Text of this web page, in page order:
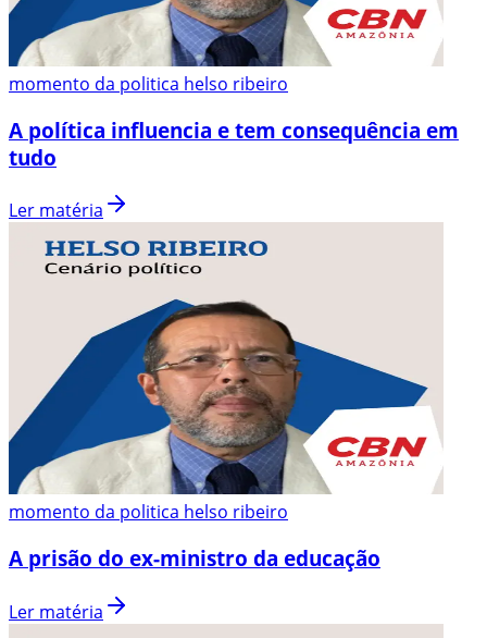
momento da politica helso ribeiro
A política influencia e tem consequência em
tudo
Ler matéria
momento da politica helso ribeiro
A prisão do ex-ministro da educação
Ler matéria